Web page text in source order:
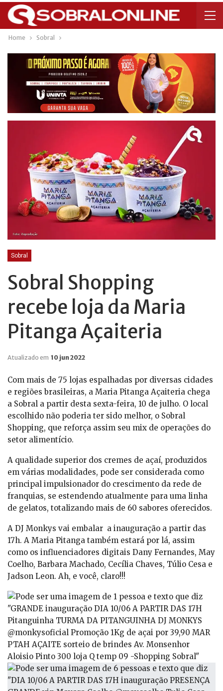
Home Sobral
Sobral
Sobral Shopping
recebe loja da Maria
Pitanga Açaiteria
Atualizado em 10 jun 2022
Com mais de 75 lojas espalhadas por diversas cidades
e regiões brasileiras, a Maria Pitanga Açaiteria chega
a Sobral a partir desta sexta-feira, 10 de julho. O local
escolhido não poderia ter sido melhor, o Sobral
Shopping, que reforça assim seu mix de operações do
setor alimentício.
A qualidade superior dos cremes de açaí, produzidos
em várias modalidades, pode ser considerada como
principal impulsionador do crescimento da rede de
franquias, se estendendo atualmente para uma linha
de gelatos, totalizando mais de 60 sabores oferecidos.
A DJ Monkys vai embalar a inauguração a partir das
17h. A Maria Pitanga também estará por lá, assim
como os influenciadores digitais Dany Fernandes, May
Coelho, Barbara Machado, Cecília Chaves, Túlio Cesa e
Jadson Leon. Ah, e você, claro!!!